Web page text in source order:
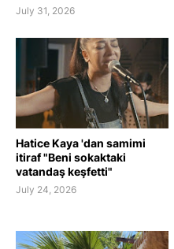
July 31, 2026
Hatice Kaya 'dan samimi
itiraf "Beni sokaktaki
vatandaş keşfetti"
July 24, 2026